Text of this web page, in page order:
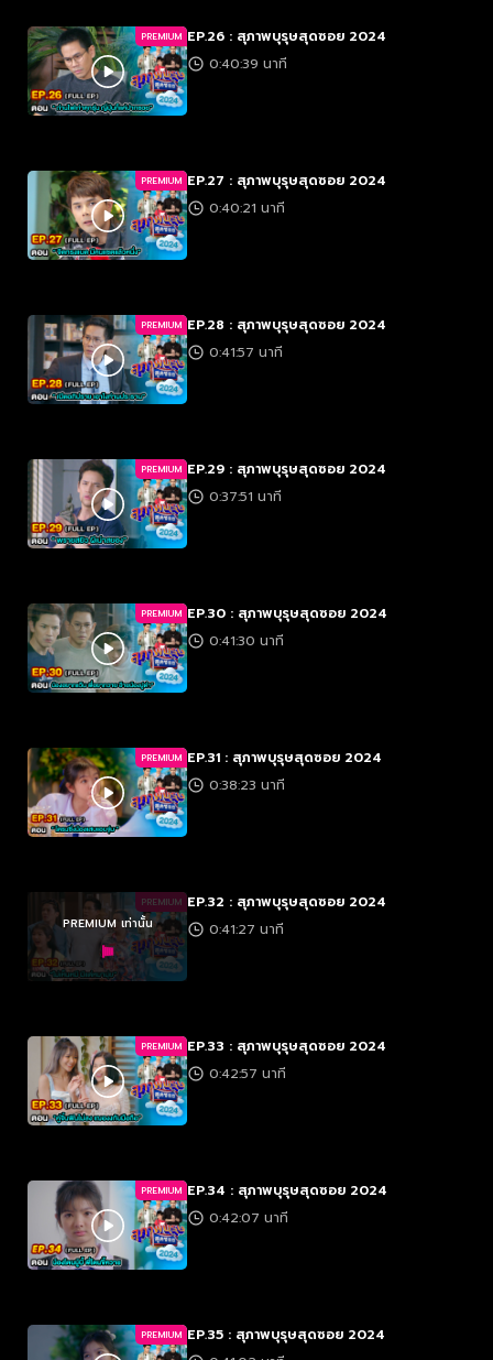
PREMIUM EP.26 : สุภาพบุรุษสุดซอย 2024
0:40:39 นาที
PREMIUM EP.27 : สุภาพบุรุษสุดซอย 2024
0:40:21 นาที
PREMIUM EP.28 : สุภาพบุรุษสุดซอย 2024
0:41:57 นาที
PREMIUM EP.29 : สุภาพบุรุษสุดซอย 2024
0:37:51 นาที
PREMIUM EP.30 : สุภาพบุรุษสุดซอย 2024
0:41:30 นาที
PREMIUM EP.31 : สุภาพบุรุษสุดซอย 2024
0:38:23 นาที
PREMIUM
PREMIUM เท่านั้น
EP.32 : สุภาพบุรุษสุดซอย 2024
0:41:27 นาที
PREMIUM EP.33 : สุภาพบุรุษสุดซอย 2024
0:42:57 นาที
PREMIUM EP.34 : สุภาพบุรุษสุดซอย 2024
0:42:07 นาที
PREMIUM EP.35 : สุภาพบุรุษสุดซอย 2024